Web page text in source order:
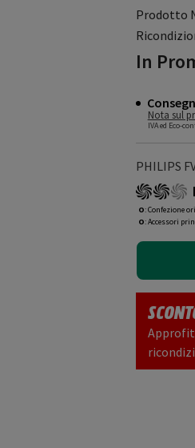
Prodotto
In
Nota sul
IVA ed Eco-
PHILIPS
O: Confezione
O: Accessori